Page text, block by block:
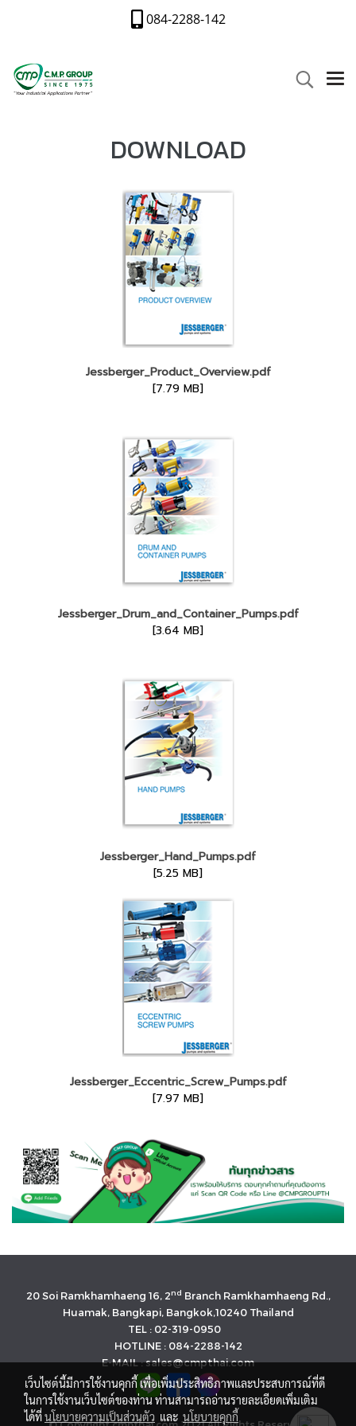
084-2288-142
DOWNLOAD
Jessberger_Product_Overview.pdf
[7.79 MB]
Jessberger_Drum_and_Container_Pumps.pdf
[3.64 MB]
Jessberger_Hand_Pumps.pdf
[5.25 MB]
Jessberger_Eccentric_Screw_Pumps.pdf
[7.97 MB]
20 Soi Ramkhamhaeng 16, 2nd Branch Ramkhamhaeng Rd.,
Huamak, Bangkapi, Bangkok,10240 Thailand
TEL : 02-319-0950
HOTLINE : 084-2288-142
E-MAIL : sales@cmpthai.com
เว็บไซต์นี้มีการใช้งานคุกกี้ เพื่อเพิ่มประสิทธิภาพและประสบการณ์ที่ดี
ในการใช้งานเว็บไซต์ของท่าน ท่านสามารถอ่านรายละเอียดเพิ่มเติม
ได้ที่นโยบายความเป็นส่วนตัว และ นโยบายคุกกี้